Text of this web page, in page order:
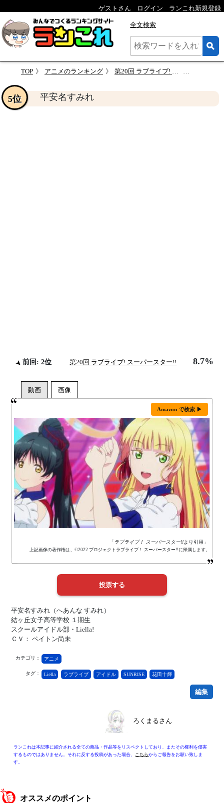
ゲストさん ログイン ランこれ新規登録
全文検索
TOP アニメのランキング 第20回 ラブライブ! スーパースター!!
平安名すみれ
5位
前回: 2位 第20回 ラブライブ! スーパースター!! 8.7%
Amazon で検索 ▶
「 ラブライブ！ スーパースター!!より引用」
上記画像の著作権は、©2022 プロジェクトラブライブ！ スーパースター!!に帰属します。
平安名すみれ（へあんな すみれ）
結ヶ丘女子高等学校 １期生
スクールアイドル部・Liella!
ＣＶ： ペイトン尚未
カテゴリ： アニメ
タグ： Liella ラブライブ アイドル SUNRISE 花田十輝
編集
ろくまるさん
ランこれは本記事に紹介される全ての商品・作品等をリスペクトしており、またその権利を侵害
するものではありません。それに反する投稿があった場合、
こちらからご報告をお願い致しま
す。
オススメのポイント